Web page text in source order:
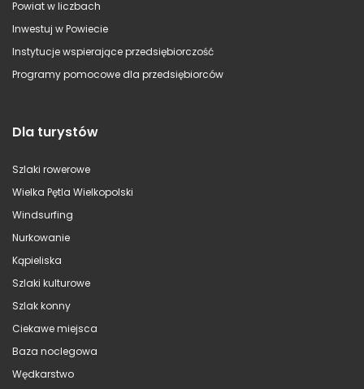
Powiat w liczbach
Inwestuj w Powiecie
Instytucje wspierające przedsiębiorczość
Programy pomocowe dla przedsiębiorców
Dla turystów
Szlaki rowerowe
Wielka Pętla Wielkopolski
Windsurfing
Nurkowanie
Kąpieliska
Szlaki kulturowe
Szlak konny
Ciekawe miejsca
Baza noclegowa
Wędkarstwo